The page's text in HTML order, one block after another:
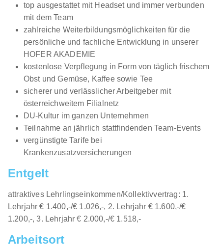
top ausgestattet mit Headset und immer verbunden
mit dem Team
zahlreiche Weiterbildungsmöglichkeiten für die
persönliche und fachliche Entwicklung in unserer
HOFER AKADEMIE
kostenlose Verpflegung in Form von täglich frischem
Obst und Gemüse, Kaffee sowie Tee
sicherer und verlässlicher Arbeitgeber mit
österreichweitem Filialnetz
DU-Kultur im ganzen Unternehmen
Teilnahme an jährlich stattfindenden Team-Events
vergünstigte Tarife bei
Krankenzusatzversicherungen
Entgelt
attraktives Lehrlingseinkommen/Kollektivvertrag: 1.
Lehrjahr € 1.400,-/€ 1.026,-, 2. Lehrjahr € 1.600,-/€
1.200,-, 3. Lehrjahr € 2.000,-/€ 1.518,-
Arbeitsort